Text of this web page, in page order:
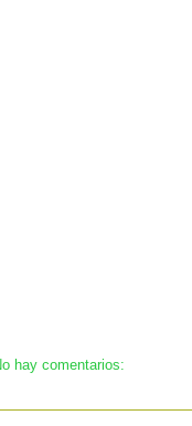
hay comentarios: